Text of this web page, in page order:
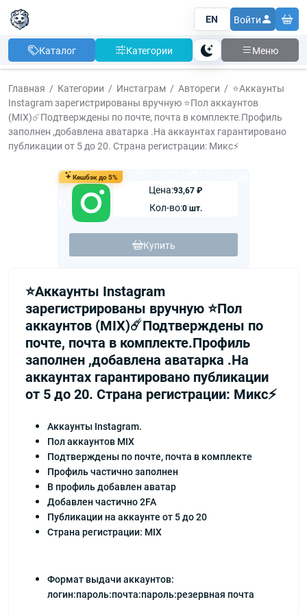
EN Войти
Каталог Категории Тема Меню
Главная Категории Инстаграм Автореги
⭐️Аккаунты
Instagram зарегистрированы вручную ⭐️Пол аккаунтов
(MIX)☄️Подтверждены по почте, почта в комплекте.Профиль
заполнен ,добавлена аватарка .На аккаунтах гарантировано
публикации от 5 до 20. Страна регистрации: Микс⚡️
Кешбэк до 5%
Цена:93,67 ₽
Кол-во:0 шт.
Купить
⭐️Аккаунты Instagram
зарегистрированы вручную ⭐️Пол
аккаунтов (MIX)☄️Подтверждены по
почте, почта в комплекте.Профиль
заполнен ,добавлена аватарка .На
аккаунтах гарантировано публикации
от 5 до 20. Страна регистрации: Микс⚡️
Аккаунты Instagram.
Пол аккаунтов MIX
Подтверждены по почте, почта в комплекте
Профиль частично заполнен
В профиль добавлен аватар
Добавлен частично 2FA
Публикации на аккаунте от 5 до 20
Страна регистрации: MIX
Формат выдачи аккаунтов:
логин:пароль:почта:пароль:резервная почта